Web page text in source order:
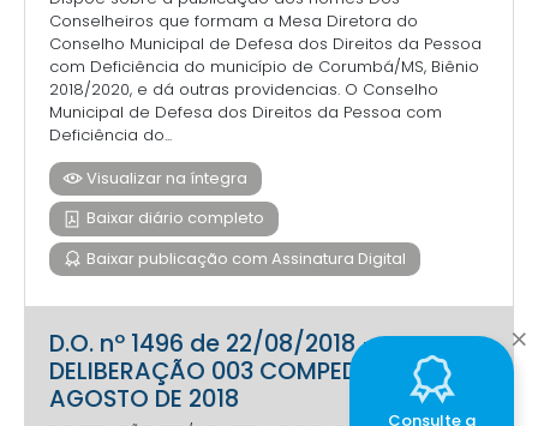
Conselheiros que formam a Mesa Diretora do
Conselho Municipal de Defesa dos Direitos da Pessoa
com Deficiência do município de Corumbá/MS, Biênio
2018/2020, e dá outras providencias. O Conselho
Municipal de Defesa dos Direitos da Pessoa com
Deficiência do...
Visualizar na íntegra
Baixar diário completo
Baixar publicação com Assinatura Digital
D.O. nº 1496 de 22/08/2018 -
DELIBERAÇÃO 003 COMPED 17 DE
AGOSTO DE 2018
Consulte a